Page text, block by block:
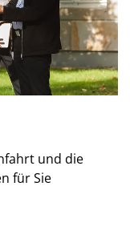
und die
für Sie